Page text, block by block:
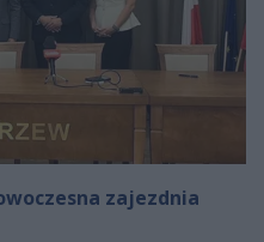
zajezdnia